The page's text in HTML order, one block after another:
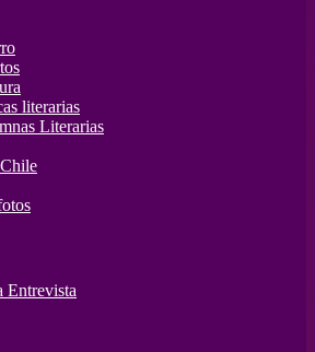
literarias
Literarias
Entrevista